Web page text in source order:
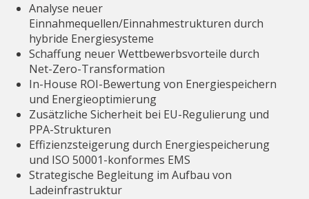
Analyse neuer
Einnahmequellen/Einnahmestrukturen durch
hybride Energiesysteme
Schaffung neuer Wettbewerbsvorteile durch
Net-Zero-Transformation
In-House ROI-Bewertung von Energiespeichern
und Energieoptimierung
Zusätzliche Sicherheit bei EU-Regulierung und
PPA-Strukturen
Effizienzsteigerung durch Energiespeicherung
und ISO 50001-konformes EMS
Strategische Begleitung im Aufbau von
Ladeinfrastruktur